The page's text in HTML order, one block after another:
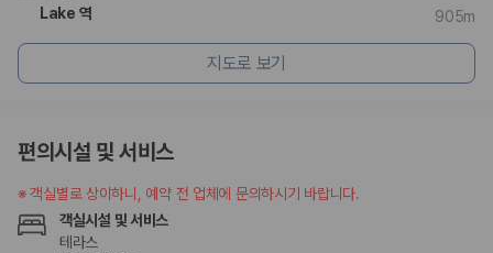
동일한 차량이라도 보험 조건에 따라 실제 부담 금액이 달라질 수 있습니
건을 함께 확인할 수 있도록 돕습니다.
슈퍼자차:더 높은 보장 조건을 원하는 사용자에게 적합합니다.
2000만 고객이 선택한 렌트카 가격비교 플랫폼
Lake 역
905m
지도로 보기
편의시설 및 서비스
※객실별로 상이하니, 예약 전 업체에 문의하시기 바랍니다.
객실시설 및 서비스
테라스